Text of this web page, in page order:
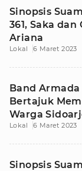
Sinopsis
361, Saka
Ariana
Lokal 6 Maret 2023
Band
Bertajuk
Warga
Lokal 6 Maret 2023
Sinopsis